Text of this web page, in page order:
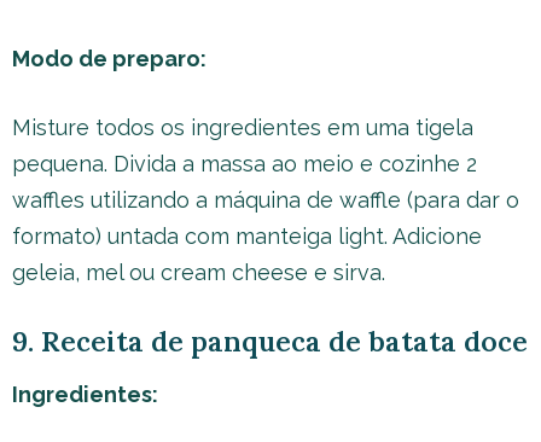
Modo de preparo:
Misture todos os ingredientes em uma tigela
pequena. Divida a massa ao meio e cozinhe 2
waffles utilizando a máquina de waffle (para dar o
formato) untada com manteiga light. Adicione
geleia, mel ou cream cheese e sirva.
9. Receita de panqueca de batata doce
Ingredientes: